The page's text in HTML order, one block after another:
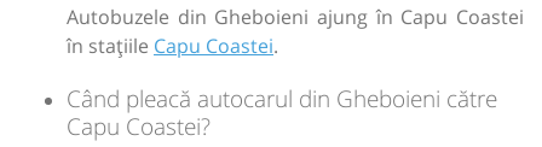
Autobuzele din Gheboieni ajung în Capu Coastei
în stațiile Capu Coastei.
Când pleacă autocarul din Gheboieni către
Capu Coastei?